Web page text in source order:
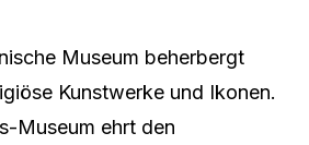
Museum beherbergt
Kunstwerke und Ikonen.
Museum ehrt den